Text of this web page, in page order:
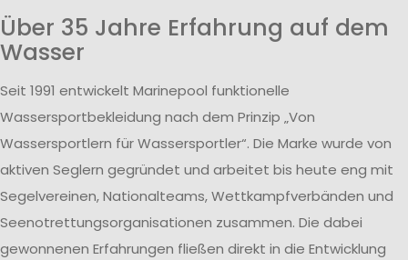
Über 35 Jahre Erfahrung auf dem
Wasser
Seit 1991 entwickelt Marinepool funktionelle
Wassersportbekleidung nach dem Prinzip „Von
Wassersportlern für Wassersportler“. Die Marke wurde von
aktiven Seglern gegründet und arbeitet bis heute eng mit
Segelvereinen, Nationalteams, Wettkampfverbänden und
Seenotrettungsorganisationen zusammen. Die dabei
gewonnenen Erfahrungen fließen direkt in die Entwicklung